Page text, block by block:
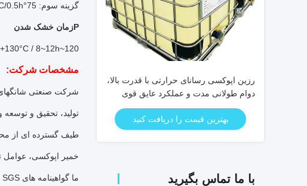
رزین اپوکسی رسانای حرارتی با قدرت بالا،
دوام طولانی مدت و عملکرد عایق قوی
برای CT PT
بهترین قیمت را دریافت کنید
با ما تماس بگیرید
گزینه سوم: 75°C/2h + 95°C/1.5h + 110°C/0.5h + 120°C/0.5h
Pزمان خشک شدن
120~130°C / 8~12h+ دمای اتاق / 2h
مشخصات شرکت:
تولید، تحقیق و
طیف گسترده ای از
خمیر اپوکسی، عوامل
ما گواهینامه های ISO9001 ، ISO14001 ، SGS و UL را به دست آورده ایم و محصولات ما با مقررات ایمنی ROHS و REACH مطابقت دارند.